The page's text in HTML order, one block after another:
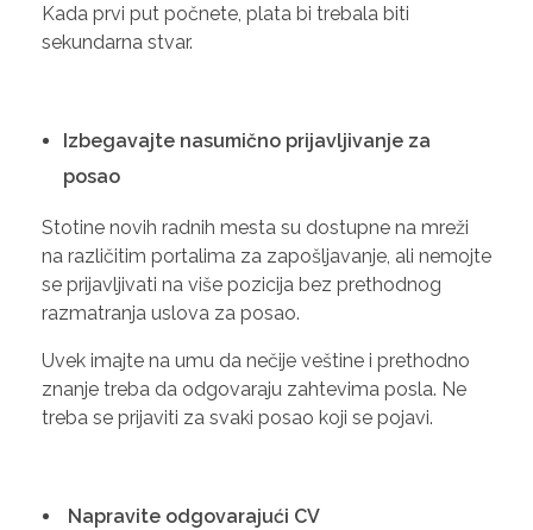
Kada prvi put počnete, plata bi trebala biti
sekundarna stvar.
Izbegavajte nasumično prijavljivanje za
posao
Stotine novih radnih mesta su dostupne na mreži
na različitim portalima za zapošljavanje, ali nemojte
se prijavljivati na više pozicija bez prethodnog
razmatranja uslova za posao.
Uvek imajte na umu da nečije veštine i prethodno
znanje treba da odgovaraju zahtevima posla. Ne
treba se prijaviti za svaki posao koji se pojavi.
Napravite odgovarajući CV